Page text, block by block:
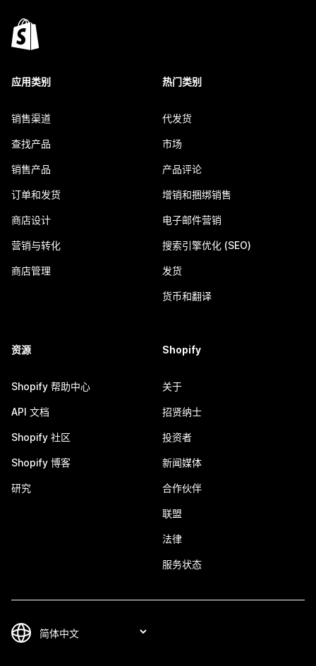
应用类别
销售渠道
查找产品
销售产品
订单和发货
商店设计
营销与转化
商店管理
热门类别
代发货
市场
产品评论
增销和捆绑销售
电子邮件营销
搜索引擎优化 (SEO)
发货
货币和翻译
资源
Shopify 帮助中心
API 文档
Shopify 社区
Shopify 博客
研究
Shopify
关于
招贤纳士
投资者
新闻媒体
合作伙伴
联盟
法律
服务状态